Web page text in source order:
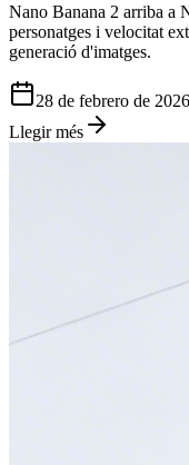
Nano Banana 2 arriba a
personatges i velocitat
generació d'imatges.
28 de febrero de 2026
Llegir més